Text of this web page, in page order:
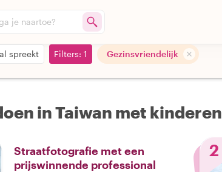
je naartoe?
spreekt Filters: 1 Gezinsvriendelijk
in Taiwan met kinderen
Straatfotografie met een
prijswinnende professional
2